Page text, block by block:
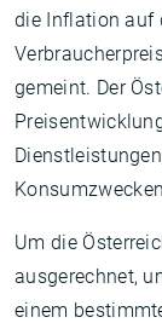
die Inflation auf
gemeint. Der
Um die
ausgerechnet,
einem